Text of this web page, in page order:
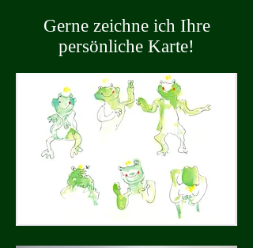
Gerne zeichne ich Ihre
persönliche Karte!